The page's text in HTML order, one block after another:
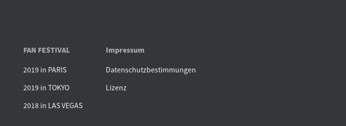
FAN FESTIVAL
2019 in PARIS
2019 in TOKYO
2018 in LAS VEGAS
Impressum
Datenschutzbestimmungen
Lizenz